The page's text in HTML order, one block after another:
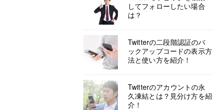
してフォローしたい場合
は？
Twitterの二段階認証のバ
ックアップコードの表示方
法と使い方を紹介！
Twitterのアカウントの永
久凍結とは？見分け方を紹
介！